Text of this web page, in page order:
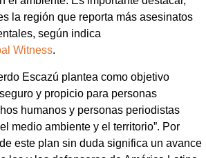
la región que reporta más asesinatos
según indica
Witness.
Escazú plantea como objetivo
y propicio para personas
humanos y personas periodistas
medio ambiente y el territorio”. Por
este plan sin duda significa un avance